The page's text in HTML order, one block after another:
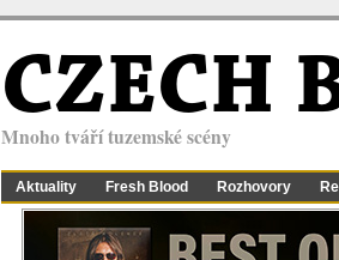
CZECH
Mnoho tváří tuzemské scény
Aktuality Fresh Blood Rozhovory